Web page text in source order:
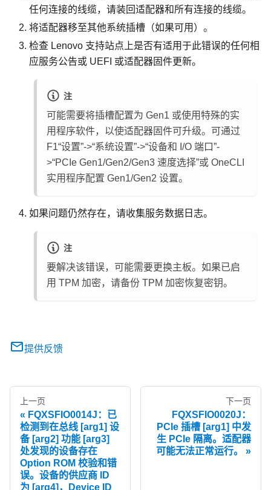
任何连接的线缆，请装回适配器和所有连接的线缆。
将适配器移至其他系统插槽（如果可用）。
检查 Lenovo 支持站点上是否有适用于此错误的任何相
应服务公告或 UEFI 或适配器固件更新。
注
可能需要将插槽配置为 Gen1 或使用特殊的实
用程序软件，以使适配器固件可升级。可通过
F1“设置”->“系统设置”->“设备和 I/O 端口”-
>“PCIe Gen1/Gen2/Gen3 速度选择”或 OneCLI
实用程序配置 Gen1/Gen2 设置。
如果问题仍然存在，请收集服务数据日志。
注
要解决该错误，可能需要更换主板。如果已启
用 TPM 加密，请备份 TPM 加密恢复密钥。
提供反馈
上一页
FQXSFIO0014J：已
检测到在总线 [arg1] 设
备 [arg2] 功能 [arg3]
处发现的设备存在
Option ROM 校验和错
误。设备的供应商 ID
为 [arg4]，Device ID
下一页
FQXSFIO0020J：
PCIe 插槽 [arg1] 中发
生 PCIe 隔离。适配器
可能无法正常运行。